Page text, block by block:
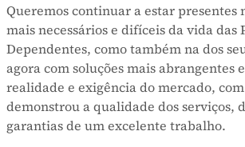
Queremos continuar a estar presentes
mais necessários e difíceis da vida das
Dependentes, como também na dos
agora com soluções mais abrangentes
realidade e exigência do mercado,
demonstrou a qualidade dos serviços,
garantias de um excelente trabalho.